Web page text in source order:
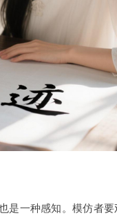
是一种感知。模仿者